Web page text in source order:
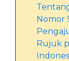
Nomor
Rujuk